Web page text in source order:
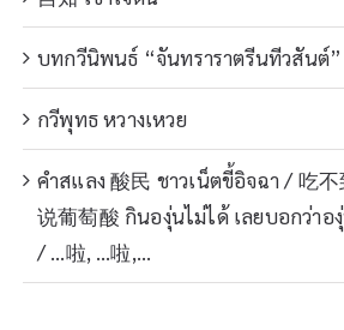
บทกวีนิพนธ์ “จันทราราตรีนทีวสันต์”
กวีพุทธ หวางเหวย
คำสแลง 酸民 ชาวเน็ตขี้อิจฉา / 吃
说葡萄酸 กินองุ่นไม่ได้ เลยบอกว่าอ
/ …啦, …啦,…